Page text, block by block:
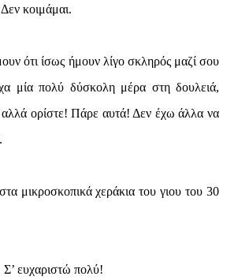
κοιμάμαι.
ότι ίσως ήμουν λίγο σκληρός μαζί σου
μία πολύ δύσκολη μέρα στη δουλειά,
ορίστε! Πάρε αυτά! Δεν έχω άλλα να
μικροσκοπικά χεράκια του γιου του 30
ευχαριστώ πολύ!